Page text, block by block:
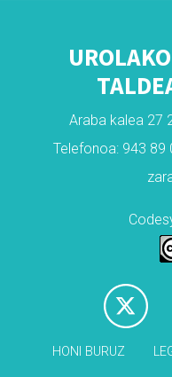
Araba kalea 27
Telefonoa: 943 89
HONI BURUZ